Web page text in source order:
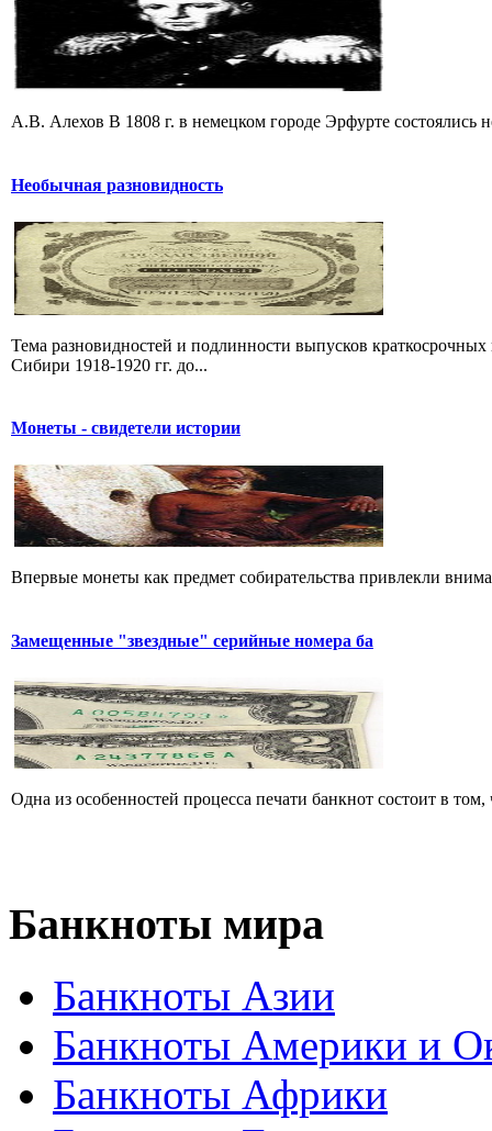
А.В. Алехов В 1808 г. в немецком городе Эрфурте состоялись
Необычная разновидность
Тема разновидностей и подлинности выпусков
Сибири 1918-1920 гг. до...
Монеты - свидетели истории
Впервые монеты как предмет собирательства привлекли
Замещенные "звездные" серийные номера ба
Одна из особенностей процесса печати банкнот состоит в
Банкноты мира
Банкноты Азии
Банкноты Америки и
Банкноты Африки